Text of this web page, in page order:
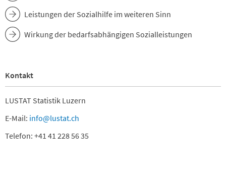
Leistungen der Sozialhilfe im weiteren Sinn
Wirkung der bedarfsabhängigen Sozialleistungen
Kontakt
LUSTAT Statistik Luzern
E-Mail: info@lustat.ch
Telefon: +41 41 228 56 35